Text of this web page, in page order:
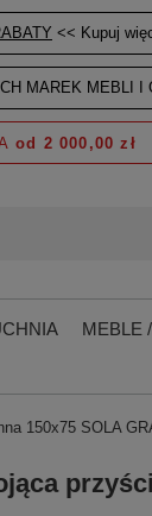
<< Kupuj
MAREK MEBLI I
od 2 000,00 zł
MEBLE
150x75 SOLA